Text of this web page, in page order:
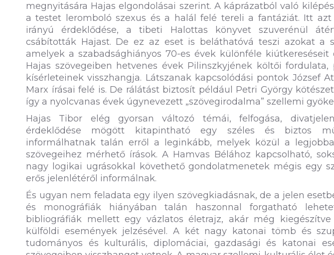
megnyitására Hajas elgondolásai szerint. A káprázatból való
a testet leromboló szexus és a halál felé tereli a fantáziát. Itt
irányú érdeklődése, a tibeti Halottas könyvet szuverénül
csábították Hajast. De ez az eset is beláthatóvá teszi azokat a
amelyek a szabadsághiányos 70-es évek különféle kiútkereséseit
Hajas szövegeiben hetvenes évek Pilinszkyjének költői
kísérleteinek visszhangja. Látszanak kapcsolódási pontok József
Marx írásai felé is. De rálátást biztosít például Petri György
így a nyolcvanas évek úgynevezett „szövegirodalma” szellemi
Hajas Tibor elég gyorsan változó témái, felfogása,
érdeklődése mögött kitapintható egy széles és biztos
informálhatnak talán erről a leginkább, melyek közül a
szövegeihez mérhető írások. A Hamvas Bélához kapcsolható,
nagy logikai ugrásokkal követhető gondolatmenetek mégis egy
erős jelenlétéről informálnak.
És ugyan nem feladata egy ilyen szövegkiadásnak, de a jelen
és monográfiák hiányában talán haszonnal forgatható
bibliográfiák mellett egy vázlatos életrajz, akár még
külföldi események jelzésével. A két nagy katonai tömb és
tudományos és kulturális, diplomáciai, gazdasági és katonai